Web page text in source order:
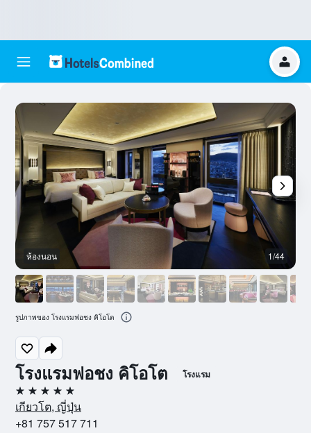
โรงแรมฟอชง คิโอโต โรงแรม
5 ดาว
เกียวโต, ญี่ปุ่น
+81 757 517 711
ห้องนอน 1/44
รูปภาพของ โรงแรมฟอชง คิโอโต